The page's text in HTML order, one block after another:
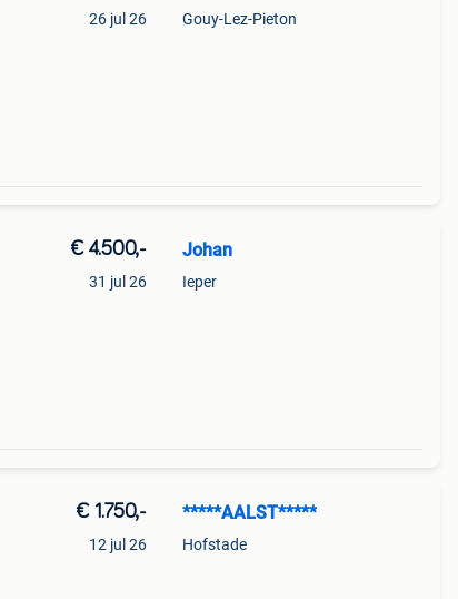
26 jul 26 Gouy-Lez-Pieton
€ 4.500,-
31 jul 26
Johan
Ieper
€ 1.750,-
12 jul 26
*****AALST*****
Hofstade